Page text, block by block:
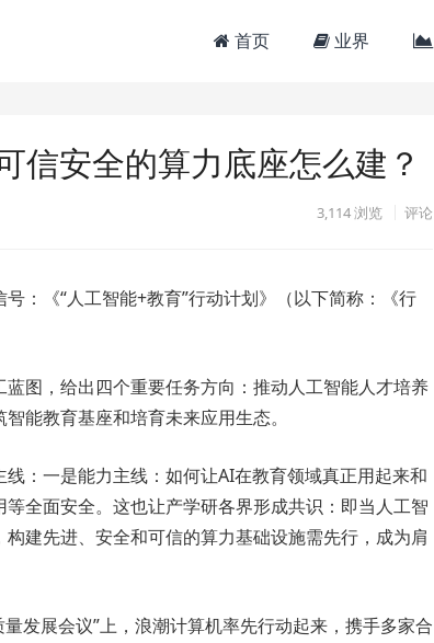
首页 业界
信安全的算力底座怎么建？
3,114浏览 评论
：《“人工智能+教育”行动计划》（以下简称：《行
图，给出四个重要任务方向：推动人工智能人才培养
能教育基座和培育未来应用生态。
线：一是能力主线：如何让AI在教育领域真正用起来和
全面安全。这也让产学研各界形成共识：即当人工智
建先进、安全和可信的算力基础设施需先行，成为肩
发展会议”上，浪潮计算机率先行动起来，携手多家合